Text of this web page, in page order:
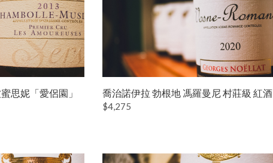
思妮「愛侶園」
喬治諾伊拉 勃根地 馮羅曼尼 村莊級 紅酒
$4,275